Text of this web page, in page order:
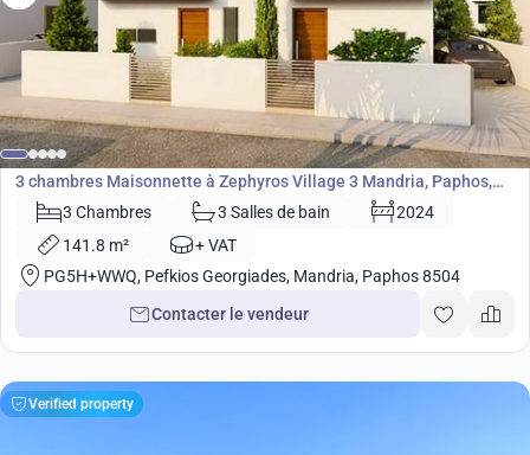
€315 000
Maisonnette
3 chambres Maisonnette à Zephyros Village 3 Mandria, Paphos,
Chypre No. 9089
3 Chambres 3 Salles de bain
2024
141.8 m²
+ VAT
PG5H+WWQ, Pefkios Georgiades, Mandria, Paphos 8504
Contacter le vendeur
Verified property